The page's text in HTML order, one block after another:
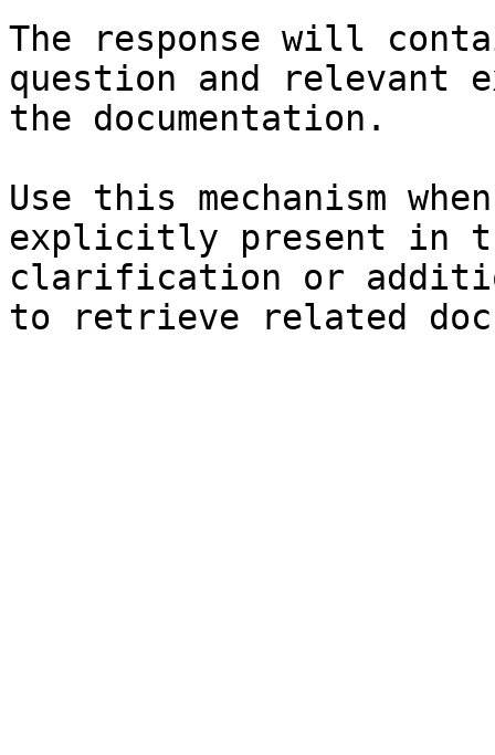
The response will
question and relevant
the documentation.
Use this mechanism
explicitly present in
clarification or